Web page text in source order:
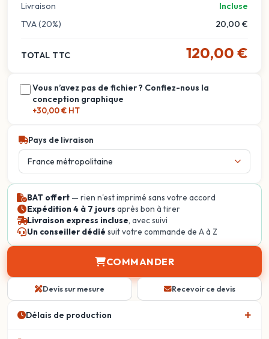
Livraison
Incluse
TVA (20%)
20,00 €
TOTAL TTC 120,00 €
Vous n’avez pas de fichier ? Confiez-nous la
conception graphique
+30,00 € HT
Pays de livraison
BAT offert — rien n'est imprimé sans votre accord
Expédition 4 à 7 jours après bon à tirer
Livraison express incluse, avec suivi
Un conseiller dédié suit votre commande de A à Z
COMMANDER
Devis sur mesure Recevoir ce devis
Délais de production